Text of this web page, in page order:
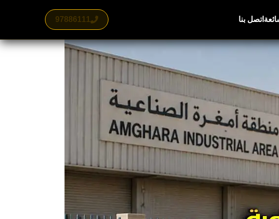
اتصل بنا 97886111